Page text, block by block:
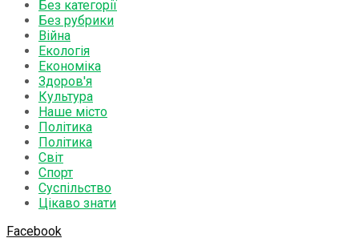
Без категорії
Без рубрики
Війна
Екологія
Економіка
Здоров'я
Культура
Наше місто
Політика
Політика
Світ
Спорт
Суспільство
Цікаво знати
Facebook